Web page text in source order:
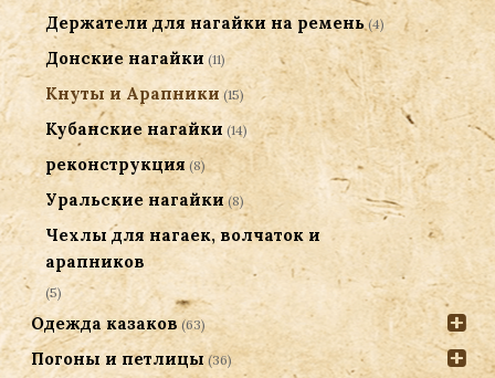
Держатели для нагайки на ремень (4)
Донские нагайки (11)
Кнуты и Арапники (15)
Кубанские нагайки (14)
реконструкция (8)
Уральские нагайки (8)
Чехлы для нагаек, волчаток и
арапников
(5)
Одежда казаков (63)
Погоны и петлицы (36)